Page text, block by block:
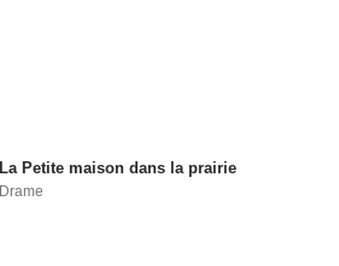
La Petite maison dans la prairie
Drame